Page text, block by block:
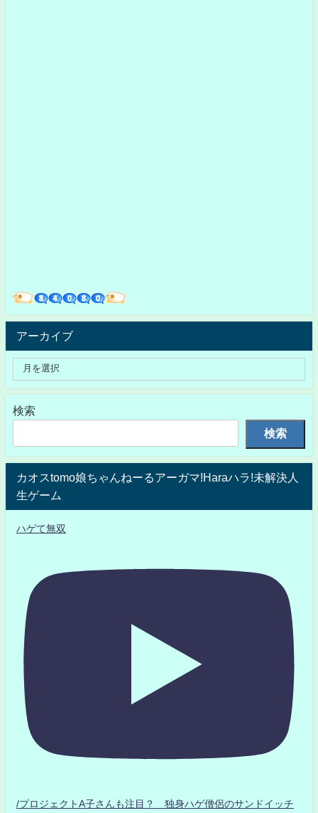
アーカイブ
検索
検索
カオスtomo娘ちゃんねーるアーガマ!Haraハラ!未解決人
生ゲーム
ハゲて無双
/プロジェクトA子さんも注目？ 独身ハゲ僧侶のサンドイッチ